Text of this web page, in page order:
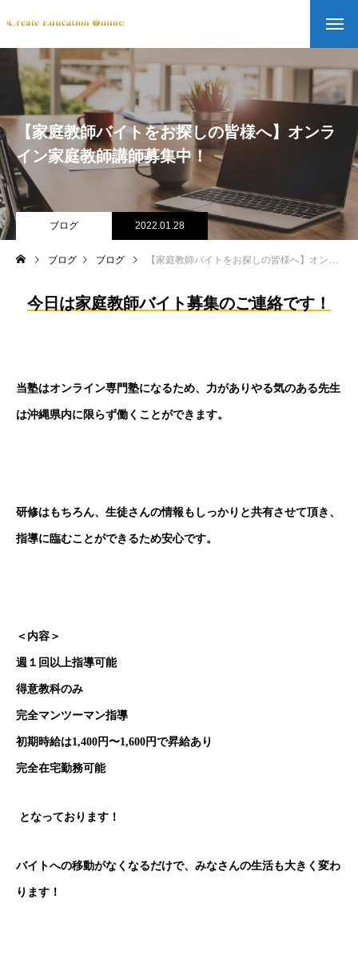
【家庭教師バイトをお探しの皆様へ】オンラ
イン家庭教師講師募集中！
ブログ 2022.01.28
ブログ ブログ 【家庭教師バイトをお探しの皆様へ】オンライン家庭教師講師募集中！
今日は家庭教師バイト募集のご連絡です！
当塾はオンライン専門塾になるため、力がありやる気のある先生
は沖縄県内に限らず働くことができます。
研修はもちろん、生徒さんの情報もしっかりと共有させて頂き、
指導に臨むことができるため安心です。
＜内容＞
週１回以上指導可能
得意教科のみ
完全マンツーマン指導
初期時給は1,400円〜1,600円で昇給あり
完全在宅勤務可能
となっております！
バイトへの移動がなくなるだけで、みなさんの生活も大きく変わ
ります！